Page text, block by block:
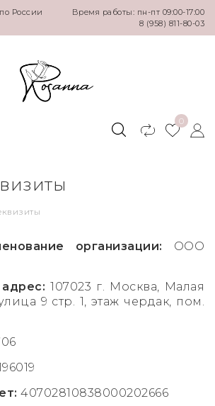
России
Время работы: пн-пт 09:00-17:00
8 (958) 811-80-03
0
организации: ООО
107023 г. Москва, Малая
9 стр. 1, этаж чердак, пом.
40702810838000202666